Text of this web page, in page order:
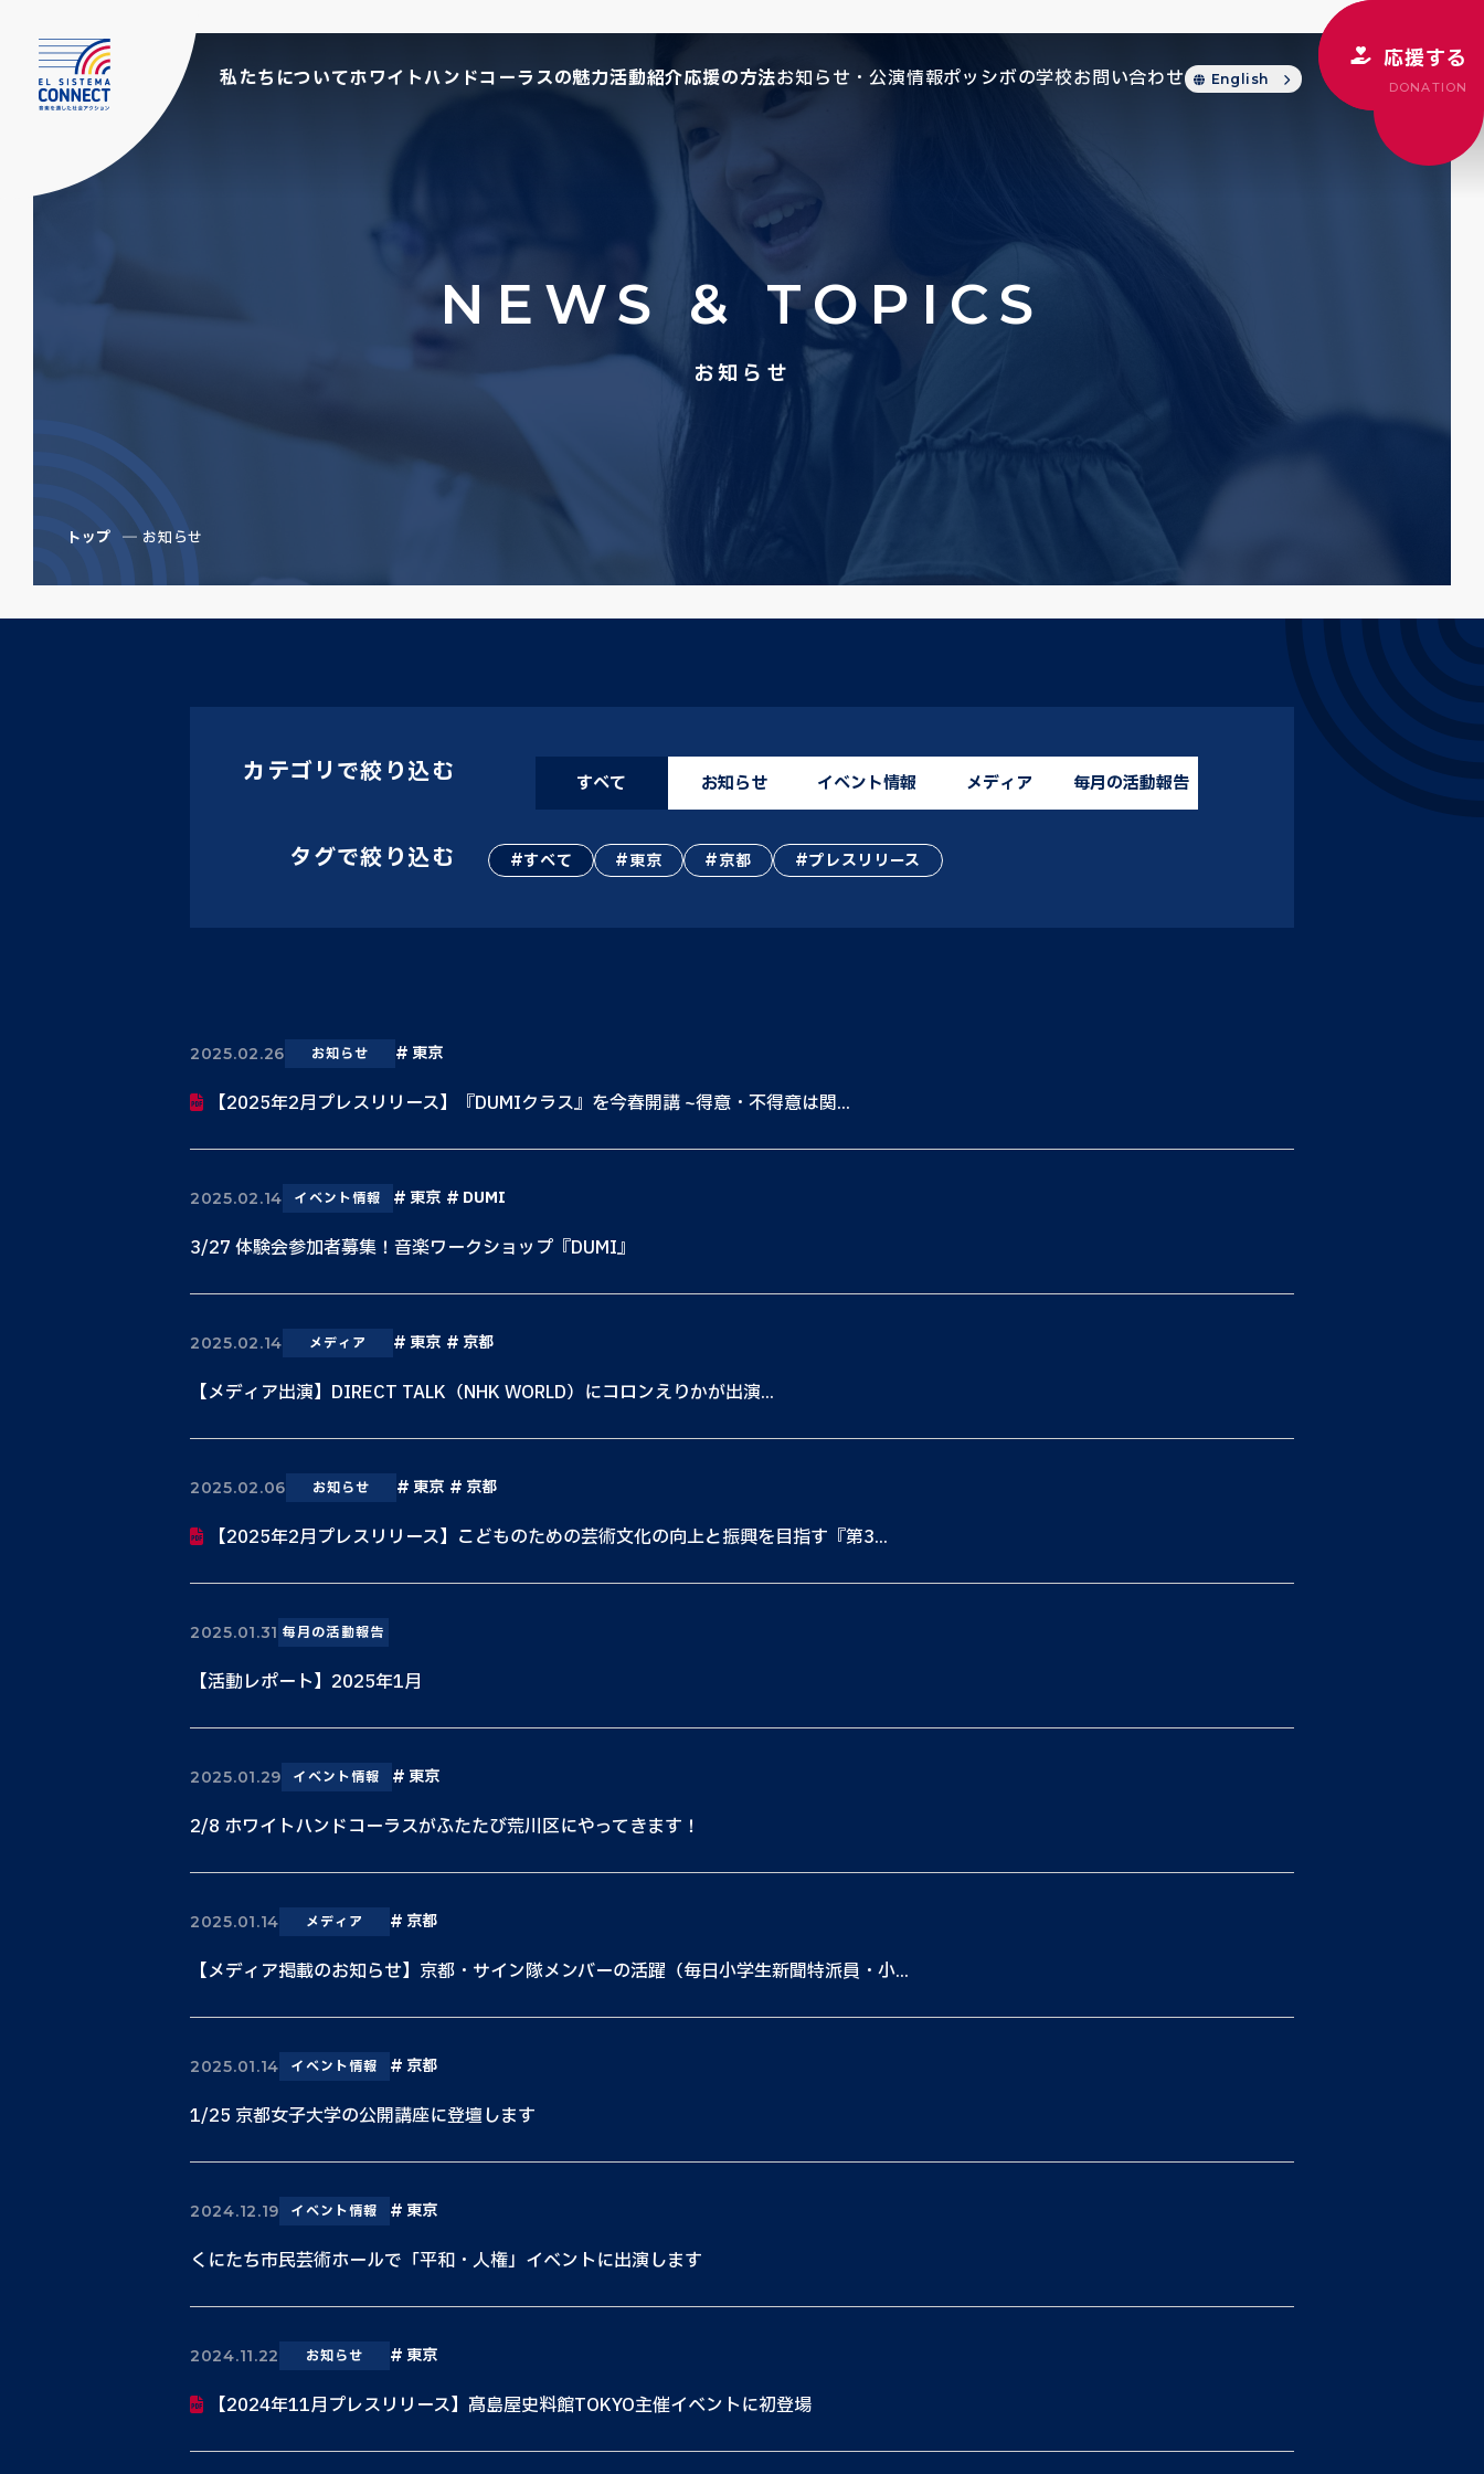
私たちについてホワイトハンドコーラスの魅力活動紹介応援の方法お知らせ・公演情報ポッシボの学校お問い合わせ English
応援する
DONATION
NEWS & TOPICS
お知らせ
トップ お知らせ
カテゴリで絞り込む すべて お知らせ イベント情報 メディア 毎月の活動報告
タグで絞り込む すべて 東京 京都 プレスリリース
2025.02.26 お知らせ 東京
【2025年2月プレスリリース】『DUMIクラス』を今春開講 ~得意・不得意は関...
2025.02.14 イベント情報 東京 DUMI
3/27 体験会参加者募集！音楽ワークショップ『DUMI』
2025.02.14 メディア 東京 京都
【メディア出演】DIRECT TALK（NHK WORLD）にコロンえりかが出演...
2025.02.06 お知らせ 東京 京都
【2025年2月プレスリリース】こどものための芸術文化の向上と振興を目指す『第3...
2025.01.31 毎月の活動報告
【活動レポート】2025年1月
2025.01.29 イベント情報 東京
2/8 ホワイトハンドコーラスがふたたび荒川区にやってきます！
2025.01.14 メディア 京都
【メディア掲載のお知らせ】京都・サイン隊メンバーの活躍（毎日小学生新聞特派員・小...
2025.01.14 イベント情報 京都
1/25 京都女子大学の公開講座に登壇します
2024.12.19 イベント情報 東京
くにたち市民芸術ホールで「平和・人権」イベントに出演します
2024.11.22 お知らせ 東京
【2024年11月プレスリリース】髙島屋史料館TOKYO主催イベントに初登場